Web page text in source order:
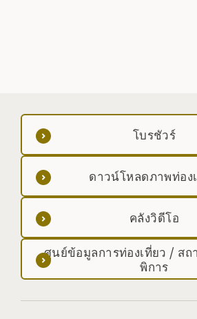
โบรชัวร์
ดาวน์โหลดภาพท่อง
คลังวิดีโอ
ศูนย์ข้อมูลการท่องเที่ยว / สถ
พิการ